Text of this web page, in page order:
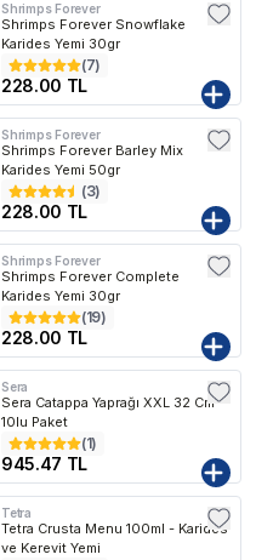
Shrimps Forever
Shrimps Forever Snowflake
Karides Yemi 30gr
(7)
228.00 TL
Shrimps Forever
Shrimps Forever Barley Mix
Karides Yemi 50gr
(3)
228.00 TL
Shrimps Forever
Shrimps Forever Complete
Karides Yemi 30gr
(19)
228.00 TL
Kargo Bedava
Sera
Sera Catappa Yaprağı XXL 32 Cm
10lu Paket
(1)
945.47 TL
Tetra
Tetra Crusta Menu 100ml - Karides
ve Kerevit Yemi